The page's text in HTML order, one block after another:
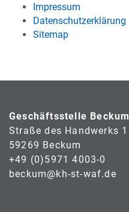
Impressum
Datenschutzerklärung
Sitemap
Geschäftsstelle Beckum
Straße des Handwerks 1
59269 Beckum
+49 (0)5971 4003-0
beckum@kh-st-waf.de